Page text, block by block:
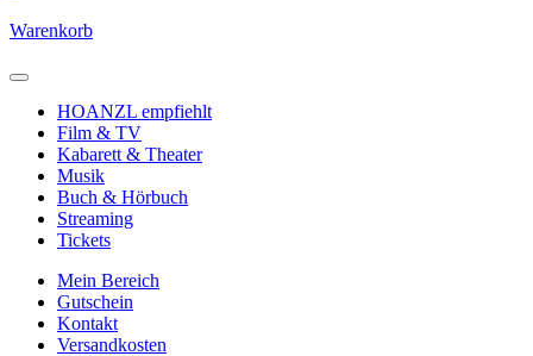
Warenkorb
HOANZL empfiehlt
Film & TV
Kabarett & Theater
Musik
Buch & Hörbuch
Streaming
Tickets
Mein Bereich
Gutschein
Kontakt
Versandkosten